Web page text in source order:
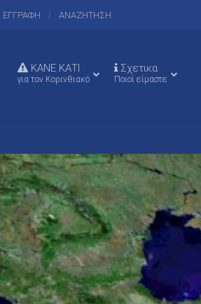
ΕΓΓΡΑΦΗ ΑΝΑΖΗΤΗΣΗ
ΚΑΝΕ ΚΑΤΙ
για τον Κορινθιακό
Σχετικα
Ποιοί είμαστε